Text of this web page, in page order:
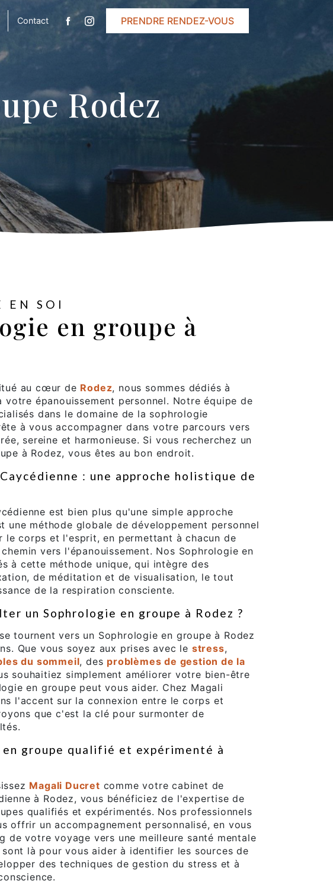
Contact PRENDRE RENDEZ-VOUS
Rodez
EN SOI
en groupe à
au cœur de Rodez, nous sommes dédiés à
épanouissement personnel. Notre équipe de
dans le domaine de la sophrologie
à vous accompagner dans votre parcours vers
sereine et harmonieuse. Si vous recherchez un
à Rodez, vous êtes au bon endroit.
: une approche holistique de
est bien plus qu'une simple approche
une méthode globale de développement personnel
le corps et l'esprit, en permettant à chacun de
vers l'épanouissement. Nos Sophrologie en
à cette méthode unique, qui intègre des
de méditation et de visualisation, le tout
de la respiration consciente.
un Sophrologie en groupe à Rodez ?
tournent vers un Sophrologie en groupe à Rodez
Que vous soyez aux prises avec le stress,
du sommeil, des problèmes de gestion de la
souhaitiez simplement améliorer votre bien-être
en groupe peut vous aider. Chez Magali
l'accent sur la connexion entre le corps et
que c'est la clé pour surmonter de
en groupe qualifié et expérimenté à
Magali Ducret comme votre cabinet de
à Rodez, vous bénéficiez de l'expertise de
qualifiés et expérimentés. Nos professionnels
offrir un accompagnement personnalisé, en vous
de votre voyage vers une meilleure santé mentale
là pour vous aider à identifier les sources de
des techniques de gestion du stress et à